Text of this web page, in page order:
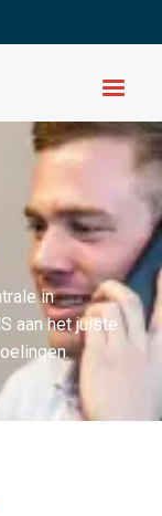
in
aan het juiste